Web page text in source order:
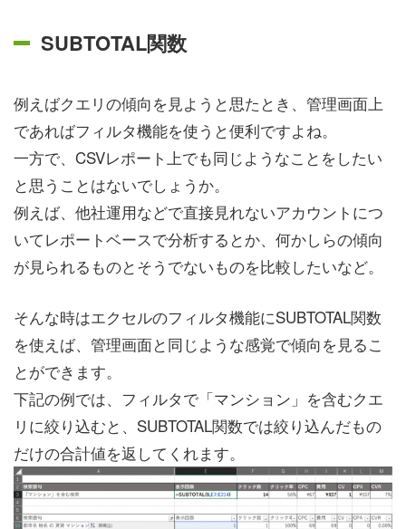
SUBTOTAL関数
例えばクエリの傾向を見ようと思たとき、管理画面上
であればフィルタ機能を使うと便利ですよね。
一方で、CSVレポート上でも同じようなことをしたい
と思うことはないでしょうか。
例えば、他社運用などで直接見れないアカウントにつ
いてレポートベースで分析するとか、何かしらの傾向
が見られるものとそうでないものを比較したいなど。
そんな時はエクセルのフィルタ機能にSUBTOTAL関数
を使えば、管理画面と同じような感覚で傾向を見るこ
とができます。
下記の例では、フィルタで「マンション」を含むクエ
リに絞り込むと、SUBTOTAL関数では絞り込んだもの
だけの合計値を返してくれます。